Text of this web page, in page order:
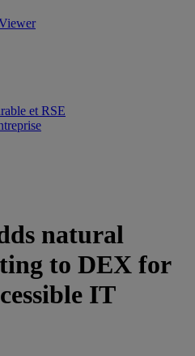
et RSE
natural
to DEX for
IT